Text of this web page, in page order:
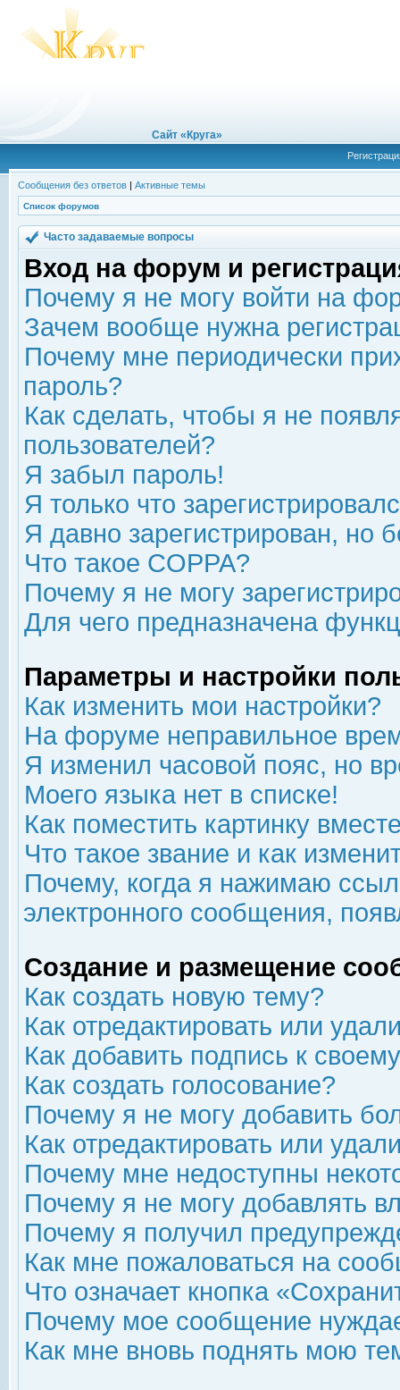
Сайт «Круга»
Сообщения без ответов | Активные темы
Список форумов
Часто задаваемые вопросы
Вход на форум и
Почему я не могу войти на
Зачем вообще нужна
Почему мне периодически
пароль?
Как сделать, чтобы я не
пользователей?
Я забыл пароль!
Я только что
Я давно зарегистрирован, но
Что такое COPPA?
Почему я не могу
Для чего предназначена
Параметры и настройки
Как изменить мои настройки?
На форуме неправильное
Я изменил часовой пояс, но
Моего языка нет в списке!
Как поместить картинку
Что такое звание и как
Почему, когда я нажимаю
электронного сообщения,
Создание и размещение
Как создать новую тему?
Как отредактировать или
Как добавить подпись к
Как создать голосование?
Почему я не могу добавить
Как отредактировать или
Почему мне недоступны
Почему я не могу добавлять
Почему я получил
Как мне пожаловаться на
Что означает кнопка
Почему мое сообщение
Как мне вновь поднять мою